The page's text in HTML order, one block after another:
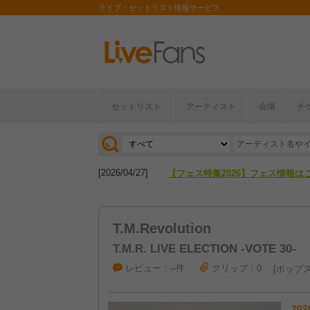
ライブ・セットリスト情報サービス
セットリスト アーティスト 会場 チ
[2026/07/28] 【ライブ動員ランキング】2026年
[2026/04/27] 【フェス特集2026】フェス情報は
T.M.Revolution
T.M.R. LIVE ELECTION -VOTE 30-
レビュー：--件 クリップ：0 ポップ